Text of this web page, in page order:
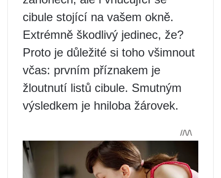
cibule stojící na vašem okně.
Extrémně škodlivý jedinec, že?
Proto je důležité si toho všimnout
včas: prvním příznakem je
žloutnutí listů cibule. Smutným
výsledkem je hniloba žárovek.